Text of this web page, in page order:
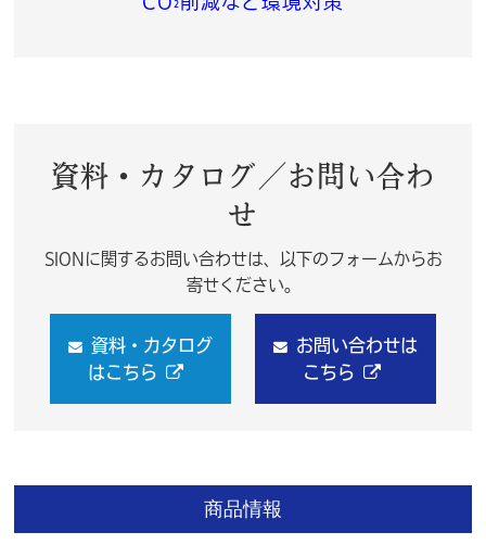
²
資料・カタログ／お問い合わ
せ
SIONに関するお問い合わせは、以下のフォームからお
寄せください。
資料・カタログ
はこちら
お問い合わせは
こちら
商品情報